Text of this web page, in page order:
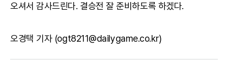
오셔서 감사드린다. 결승전 잘 준비하도록 하겠다.
오경택 기자 (ogt8211@dailygame.co.kr)